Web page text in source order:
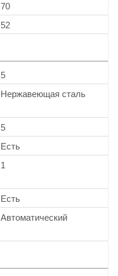
70
52
5
Нержавеющая сталь
5
Есть
1
Есть
Автоматический